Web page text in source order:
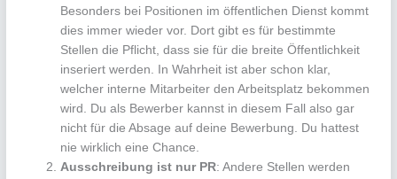
Besonders bei Positionen im öffentlichen Dienst kommt
dies immer wieder vor. Dort gibt es für bestimmte
Stellen die Pflicht, dass sie für die breite Öffentlichkeit
inseriert werden. In Wahrheit ist aber schon klar,
welcher interne Mitarbeiter den Arbeitsplatz bekommen
wird. Du als Bewerber kannst in diesem Fall also gar
nicht für die Absage auf deine Bewerbung. Du hattest
nie wirklich eine Chance.
Ausschreibung ist nur PR: Andere Stellen werden